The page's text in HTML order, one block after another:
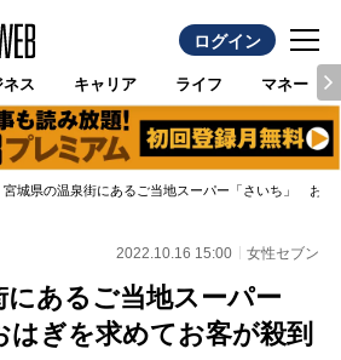
ログイン
ネス キャリア ライフ マネー
宮城県の温泉街にあるご当地スーパー「さいち」 おは
2022.10.16 15:00 女性セブン
にあるご当地スーパー
ぎを求めてお客が殺到